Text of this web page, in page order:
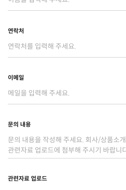
연락처
이메일
문의 내용
관련자료 업로드